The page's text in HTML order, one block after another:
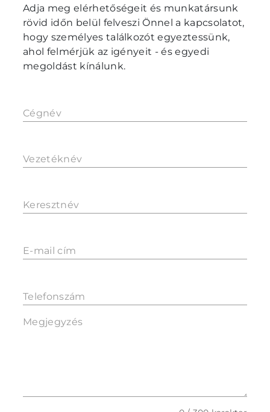
Adja meg elérhetőségeit és munkatársunk
rövid időn belül felveszi Önnel a kapcsolatot,
hogy személyes találkozót egyeztessünk,
ahol felmérjük az igényeit - és egyedi
megoldást kínálunk.
Cégnév
Vezetéknév
Keresztnév
E-mail cím
Telefonszám
Megjegyzés